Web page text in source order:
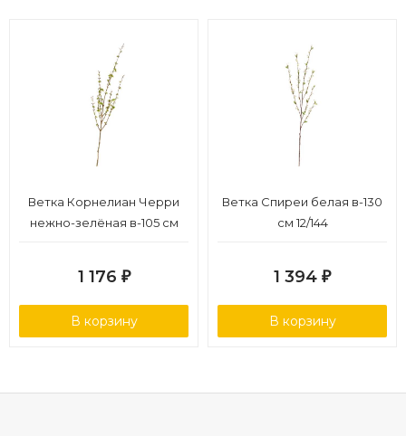
Ветка Корнелиан Черри
нежно-зелёная в-105 см
1 176 ₽
В корзину
Ветка Спиреи белая в-130
см 12/144
1 394 ₽
В корзину